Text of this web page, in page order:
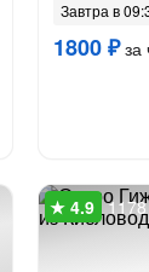
Завтра в
1800 ₽за